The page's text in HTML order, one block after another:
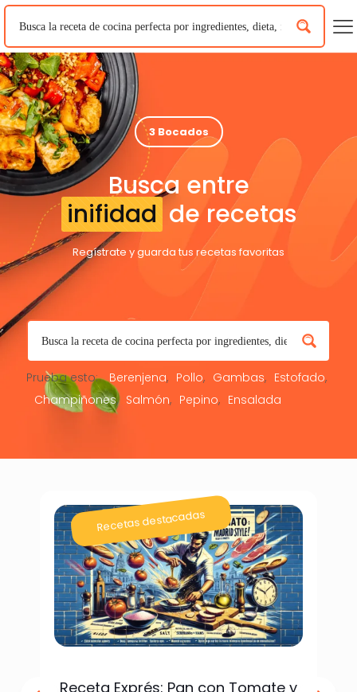
3 Bocados
Busca entre
inifidad de recetas
Regístrate y guarda tus recetas favoritas
Prueba esto: Berenjena Pollo Gambas
Estofado
Champiñones
Salmón Pepino Ensalada
Recetas destacadas
Receta Exprés: Pan con Tomate y